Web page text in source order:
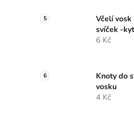
Včelí
svíček -
6 Kč
Knoty do
vosku
4 Kč